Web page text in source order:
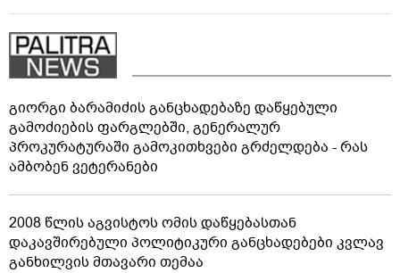
გიორგი ბარამიძის განცხადებაზე დაწყებული
გამოძიების ფარგლებში, გენერალურ
პროკურატურაში გამოკითხვები გრძელდება - რას
ამბობენ ვეტერანები
2008 წლის აგვისტოს ომის დაწყებასთან
დაკავშირებული პოლიტიკური განცხადებები კვლავ
განხილვის მთავარი თემაა